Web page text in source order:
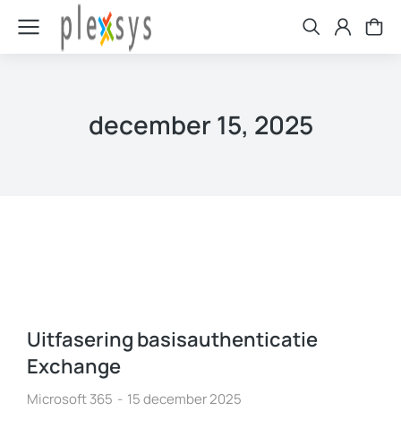
december 15, 2025
Uitfasering basisauthenticatie
Exchange
Microsoft 365 15 december 2025